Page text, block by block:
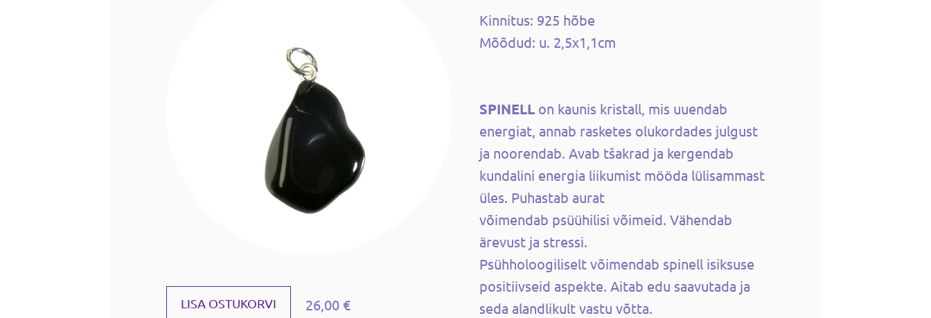
LISA OSTUKORVI 26,00 €
Kinnitus: 925 hõbe
Mõõdud: u. 2,5x1,1cm
SPINELL on kaunis kristall, mis uuendab
energiat, annab rasketes olukordades julgust
ja noorendab. Avab tšakrad ja kergendab
kundalini energia liikumist mööda lülisammast
üles. Puhastab aurat
võimendab psüühilisi võimeid. Vähendab
ärevust ja stressi.
Psühholoogiliselt võimendab spinell isiksuse
positiivseid aspekte. Aitab edu saavutada ja
seda alandlikult vastu võtta.